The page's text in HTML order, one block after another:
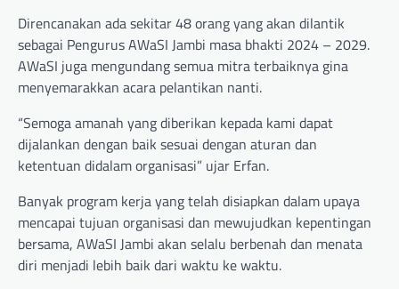
Direncanakan ada sekitar 48 orang yang akan dilantik
sebagai Pengurus AWaSI Jambi masa bhakti 2024 – 2029.
AWaSI juga mengundang semua mitra terbaiknya gina
menyemarakkan acara pelantikan nanti.
“Semoga amanah yang diberikan kepada kami dapat
dijalankan dengan baik sesuai dengan aturan dan
ketentuan didalam organisasi” ujar Erfan.
Banyak program kerja yang telah disiapkan dalam upaya
mencapai tujuan organisasi dan mewujudkan kepentingan
bersama, AWaSI Jambi akan selalu berbenah dan menata
diri menjadi lebih baik dari waktu ke waktu.